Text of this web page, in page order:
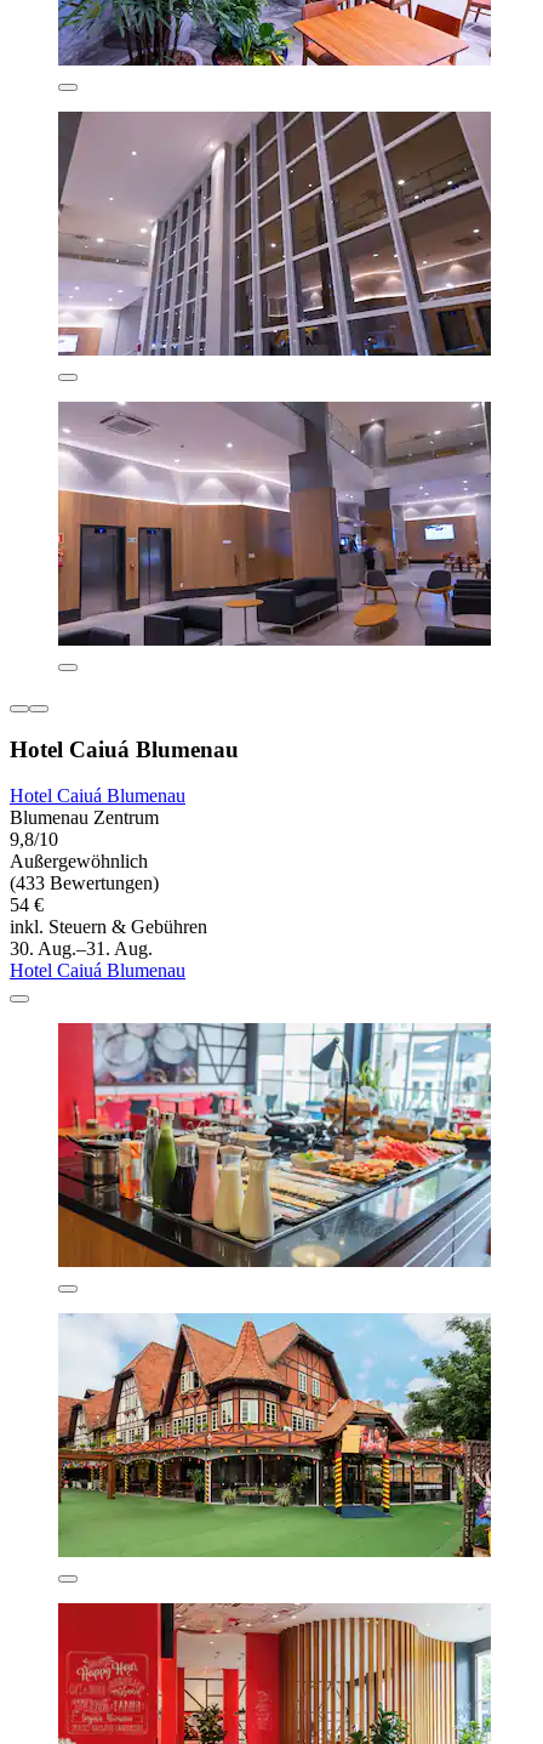
Hotel Caiuá Blumenau
Hotel Caiuá Blumenau
Blumenau Zentrum
9,8/10
Außergewöhnlich
(433 Bewertungen)
54 €
inkl. Steuern & Gebühren
30. Aug.–31. Aug.
Hotel Caiuá Blumenau